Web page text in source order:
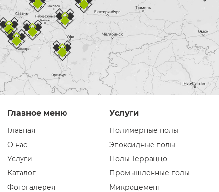
Главное меню
Главная
О нас
Услуги
Каталог
Фотогалерея
Услуги
Полимерные полы
Эпоксидные полы
Полы Терраццо
Промышленные полы
Микроцемент